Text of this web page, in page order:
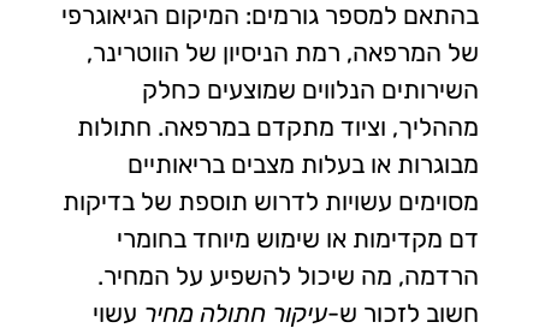
בהתאם למספר גורמים: המיקום הגיאוגרפי
של המרפאה, רמת הניסיון של הווטרינר,
השירותים הנלווים שמוצעים כחלק
מההליך, וציוד מתקדם במרפאה. חתולות
מבוגרות או בעלות מצבים בריאותיים
מסוימים עשויות לדרוש תוספת של בדיקות
דם מקדימות או שימוש מיוחד בחומרי
הרדמה, מה שיכול להשפיע על המחיר.
חשוב לזכור ש-עיקור חתולה מחיר עשוי